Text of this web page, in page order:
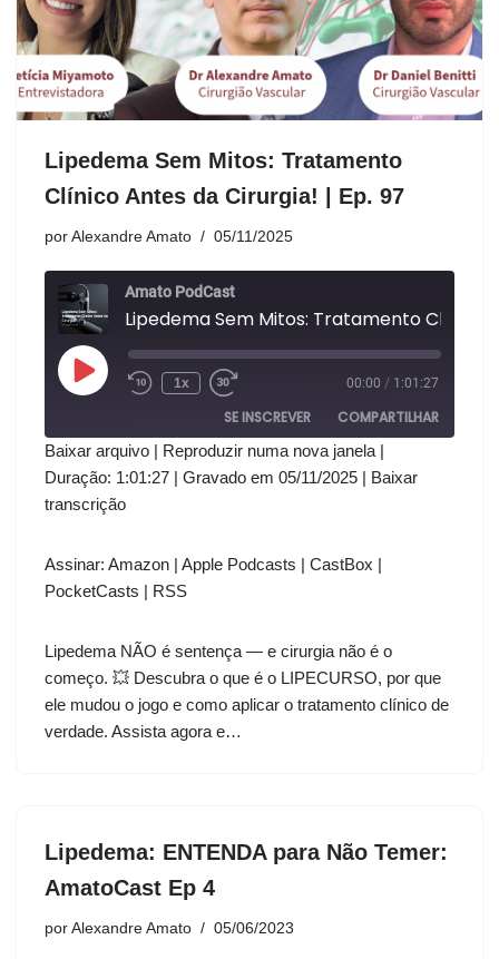
Lipedema Sem Mitos: Tratamento
Clínico Antes da Cirurgia! | Ep. 97
por Alexandre Amato 05/11/2025
Amato PodCast
1x 00:00 / 1:01:27
SE INSCREVER COMPARTILHAR
Amazon Apple Podcasts
CastBox
FEED RSS
COMPAR
TILHAR
INCORPO
RAR
Baixar arquivo Reproduzir numa nova janela|
Duração: 1:01:27
Gravado em 05/11/2025
Baixar
transcrição
Assinar: Amazon Apple Podcasts CastBox
PocketCasts
RSS
Lipedema NÃO é sentença — e cirurgia não é o
começo. 💥 Descubra o que é o LIPECURSO, por que
ele mudou o jogo e como aplicar o tratamento clínico de
verdade. Assista agora e…
Lipedema: ENTENDA para Não Temer:
AmatoCast Ep 4
por Alexandre Amato 05/06/2023